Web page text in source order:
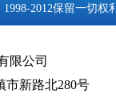
2012保留一切权
限公司
市新路北280号